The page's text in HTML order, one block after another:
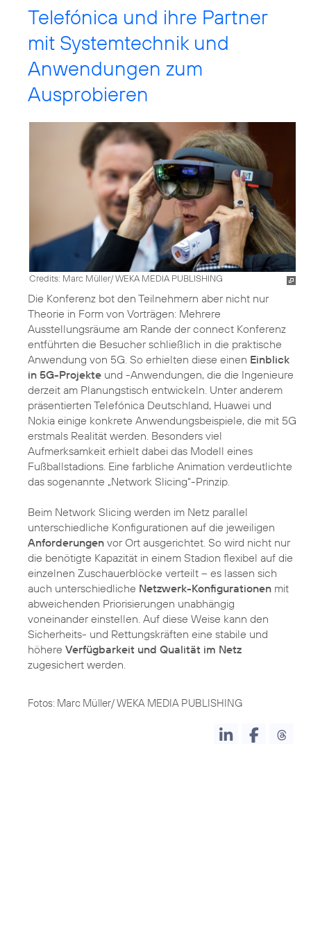
Telefónica und ihre Partner
mit Systemtechnik und
Anwendungen zum
Ausprobieren
Credits: Marc Müller/ WEKA MEDIA PUBLISHING
Die Konferenz bot den Teilnehmern aber nicht nur
Theorie in Form von Vorträgen: Mehrere
Ausstellungsräume am Rande der connect Konferenz
entführten die Besucher schließlich in die praktische
Anwendung von 5G. So erhielten diese einen Einblick
in 5G-Projekte und -Anwendungen, die die Ingenieure
derzeit am Planungstisch entwickeln. Unter anderem
präsentierten Telefónica Deutschland, Huawei und
Nokia einige konkrete Anwendungsbeispiele, die mit 5G
erstmals Realität werden. Besonders viel
Aufmerksamkeit erhielt dabei das Modell eines
Fußballstadions. Eine farbliche Animation verdeutlichte
das sogenannte „Network Slicing“-Prinzip.
Beim Network Slicing werden im Netz parallel
unterschiedliche Konfigurationen auf die jeweiligen
Anforderungen vor Ort ausgerichtet. So wird nicht nur
die benötigte Kapazität in einem Stadion flexibel auf die
einzelnen Zuschauerblöcke verteilt – es lassen sich
auch unterschiedliche Netzwerk-Konfigurationen mit
abweichenden Priorisierungen unabhängig
voneinander einstellen. Auf diese Weise kann den
Sicherheits- und Rettungskräften eine stabile und
höhere Verfügbarkeit und Qualität im Netz
zugesichert werden.
Fotos: Marc Müller/ WEKA MEDIA PUBLISHING